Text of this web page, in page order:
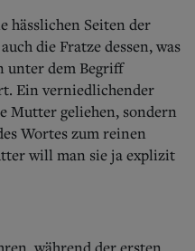
hässlichen Seiten der
die Fratze dessen, was
unter dem Begriff
Ein verniedlichender
Mutter geliehen, sondern
Wortes zum reinen
will man sie ja explizit